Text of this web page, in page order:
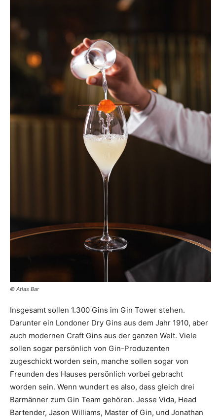
© Atlas Bar
Insgesamt sollen 1.300 Gins im Gin Tower stehen.
Darunter ein Londoner Dry Gins aus dem Jahr 1910, aber
auch modernen Craft Gins aus der ganzen Welt. Viele
sollen sogar persönlich von Gin-Produzenten
zugeschickt worden sein, manche sollen sogar von
Freunden des Hauses persönlich vorbei gebracht
worden sein. Wenn wundert es also, dass gleich drei
Barmänner zum Gin Team gehören. Jesse Vida, Head
Bartender, Jason Williams, Master of Gin, und Jonathan